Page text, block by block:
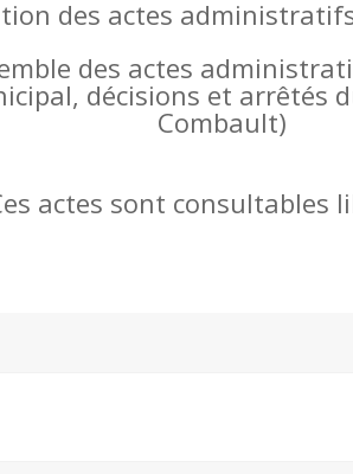
des actes
des actes
décisions et arrêtés
Combault)
actes sont consultables